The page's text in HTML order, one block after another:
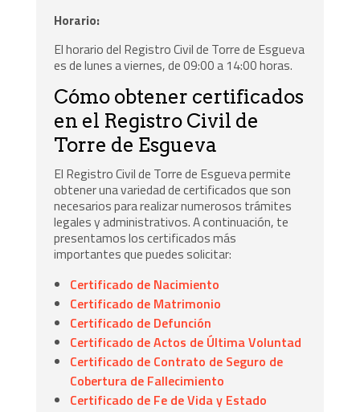
Horario:
El horario del Registro Civil de Torre de Esgueva
es de lunes a viernes, de 09:00 a 14:00 horas.
Cómo obtener certificados
en el Registro Civil de
Torre de Esgueva
El Registro Civil de Torre de Esgueva permite
obtener una variedad de certificados que son
necesarios para realizar numerosos trámites
legales y administrativos. A continuación, te
presentamos los certificados más
importantes que puedes solicitar:
Certificado de Nacimiento
Certificado de Matrimonio
Certificado de Defunción
Certificado de Actos de Última Voluntad
Certificado de Contrato de Seguro de
Cobertura de Fallecimiento
Certificado de Fe de Vida y Estado